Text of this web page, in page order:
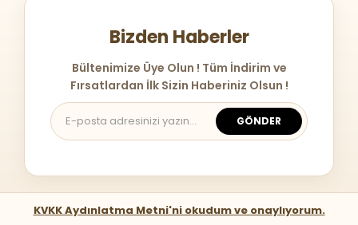
Bizden Haberler
Bültenimize Üye Olun ! Tüm İndirim ve
Fırsatlardan İlk Sizin Haberiniz Olsun !
GÖNDER
KVKK Aydınlatma Metni'ni okudum ve onaylıyorum.